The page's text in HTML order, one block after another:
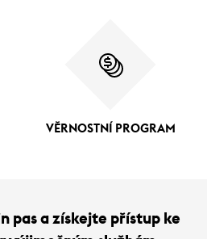
VĚRNOSTNÍ PROGRAM
pas a získejte přístup ke